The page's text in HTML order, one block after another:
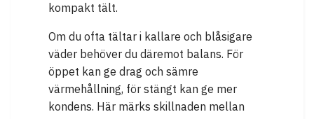
kompakt tält.
Om du ofta tältar i kallare och blåsigare
väder behöver du däremot balans. För
öppet kan ge drag och sämre
värmehållning, för stängt kan ge mer
kondens. Här märks skillnaden mellan